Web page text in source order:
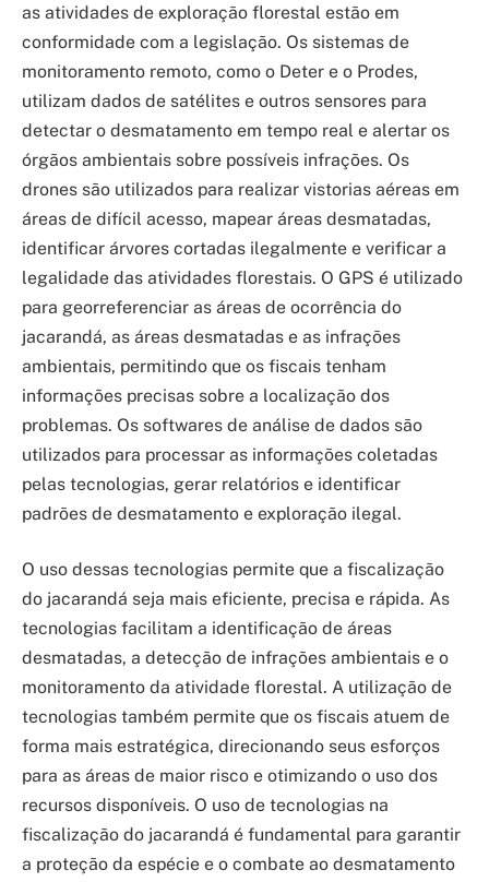
as atividades de exploração florestal estão em
conformidade com a legislação. Os sistemas de
monitoramento remoto, como o Deter e o Prodes,
utilizam dados de satélites e outros sensores para
detectar o desmatamento em tempo real e alertar os
órgãos ambientais sobre possíveis infrações. Os
drones são utilizados para realizar vistorias aéreas em
áreas de difícil acesso, mapear áreas desmatadas,
identificar árvores cortadas ilegalmente e verificar a
legalidade das atividades florestais. O GPS é utilizado
para georreferenciar as áreas de ocorrência do
jacarandá, as áreas desmatadas e as infrações
ambientais, permitindo que os fiscais tenham
informações precisas sobre a localização dos
problemas. Os softwares de análise de dados são
utilizados para processar as informações coletadas
pelas tecnologias, gerar relatórios e identificar
padrões de desmatamento e exploração ilegal.
O uso dessas tecnologias permite que a fiscalização
do jacarandá seja mais eficiente, precisa e rápida. As
tecnologias facilitam a identificação de áreas
desmatadas, a detecção de infrações ambientais e o
monitoramento da atividade florestal. A utilização de
tecnologias também permite que os fiscais atuem de
forma mais estratégica, direcionando seus esforços
para as áreas de maior risco e otimizando o uso dos
recursos disponíveis. O uso de tecnologias na
fiscalização do jacarandá é fundamental para garantir
a proteção da espécie e o combate ao desmatamento